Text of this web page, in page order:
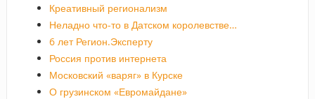
Креативный регионализм
Неладно что-то в Датском королевстве…
6 лет Регион.Эксперту
Россия против интернета
Московский «варяг» в Курске
О грузинском «Евромайдане»